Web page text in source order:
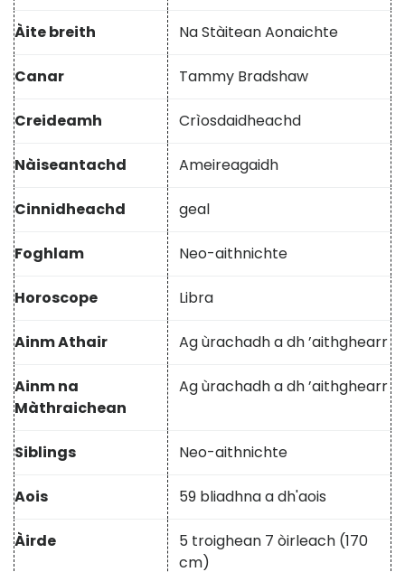
Àite breith Na Stàitean Aonaichte
Canar Tammy Bradshaw
Creideamh Crìosdaidheachd
Nàiseantachd Ameireagaidh
Cinnidheachd geal
Foghlam Neo-aithnichte
Horoscope Libra
Ainm Athair Ag ùrachadh a dh ’aithghearr
Ainm na
Màthraichean
Ag ùrachadh a dh ’aithghearr
Siblings Neo-aithnichte
Aois 59 bliadhna a dh'aois
Àirde
5 troighean 7 òirleach (170
cm)